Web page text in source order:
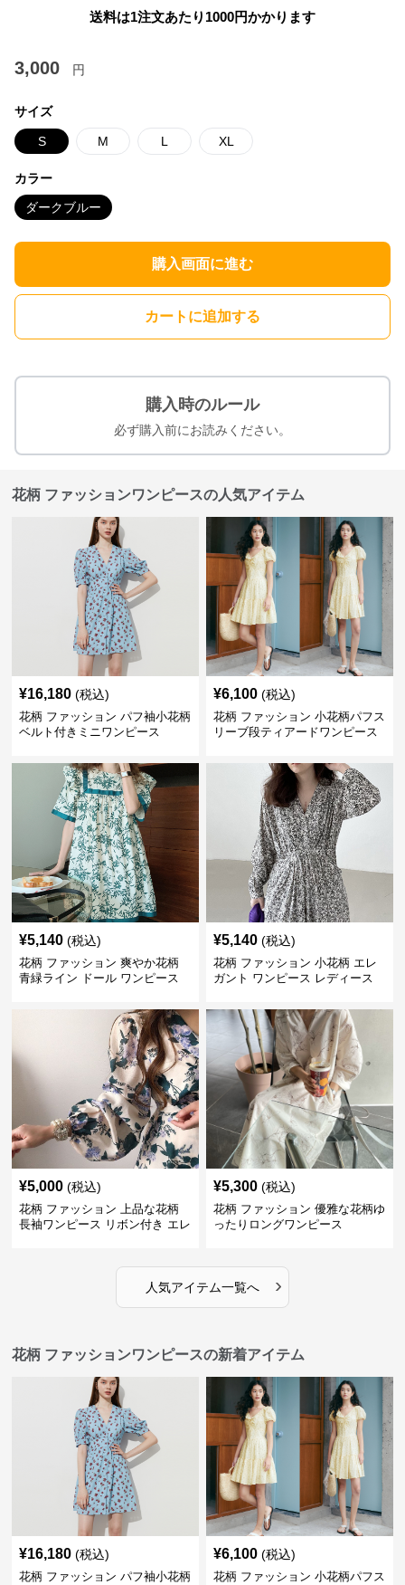
送料は1注文あたり 1000円かかります
3,000 円
サイズ
S M L XL
カラー
ダークブルー
購入画面に進む
カートに追加する
購入時のルール
必ず購入前にお読みください。
花柄 ファッションワンピースの人気アイテム
¥16,180 (税込)
花柄 ファッション パフ袖小花柄
ベルト付きミニワンピース
¥6,100 (税込)
花柄 ファッション 小花柄パフス
リーブ段ティアードワンピース
¥5,140 (税込)
花柄 ファッション 爽やか花柄
青緑ライン ドール ワンピース
¥5,140 (税込)
花柄 ファッション 小花柄 エレ
ガント ワンピース レディース
¥5,000 (税込)
花柄 ファッション 上品な花柄
長袖ワンピース リボン付き エレ
¥5,300 (税込)
花柄 ファッション 優雅な花柄ゆ
ったりロングワンピース
人気アイテム一覧へ ›
花柄 ファッションワンピースの新着アイテム
¥16,180 (税込)
花柄 ファッション パフ袖小花柄
¥6,100 (税込)
花柄 ファッション 小花柄パフス